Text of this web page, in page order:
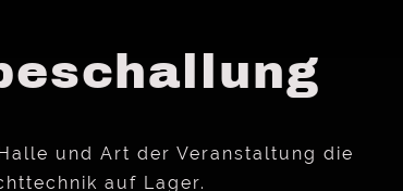
Halle und Art der Veranstaltung die
auf Lager.